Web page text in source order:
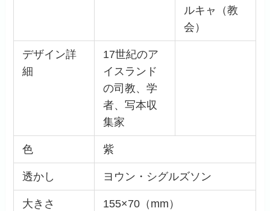
ルキャ（教
会）
デザイン詳
細
17世紀のア
イスランド
の司教、学
者、写本収
集家
色 紫
透かし ヨウン・シグルズソン
大きさ 155×70（mm）